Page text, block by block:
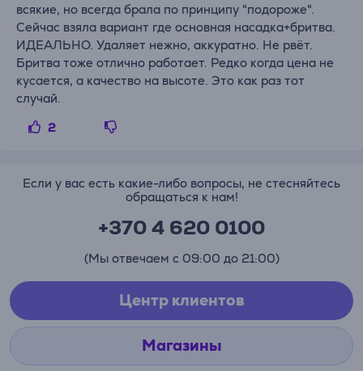
всякие, но всегда брала по принципу "подороже".
Сейчас взяла вариант где основная насадка+бритва.
ИДЕАЛЬНО. Удаляет нежно, аккуратно. Не рвёт.
Бритва тоже отлично работает. Редко когда цена не
кусается, а качество на высоте. Это как раз тот
случай.
2
Если у вас есть какие-либо вопросы, не стесняйтесь
обращаться к нам!
+370 4 620 0100
(Мы отвечаем с 09:00 до 21:00)
Центр клиентов
Магазины